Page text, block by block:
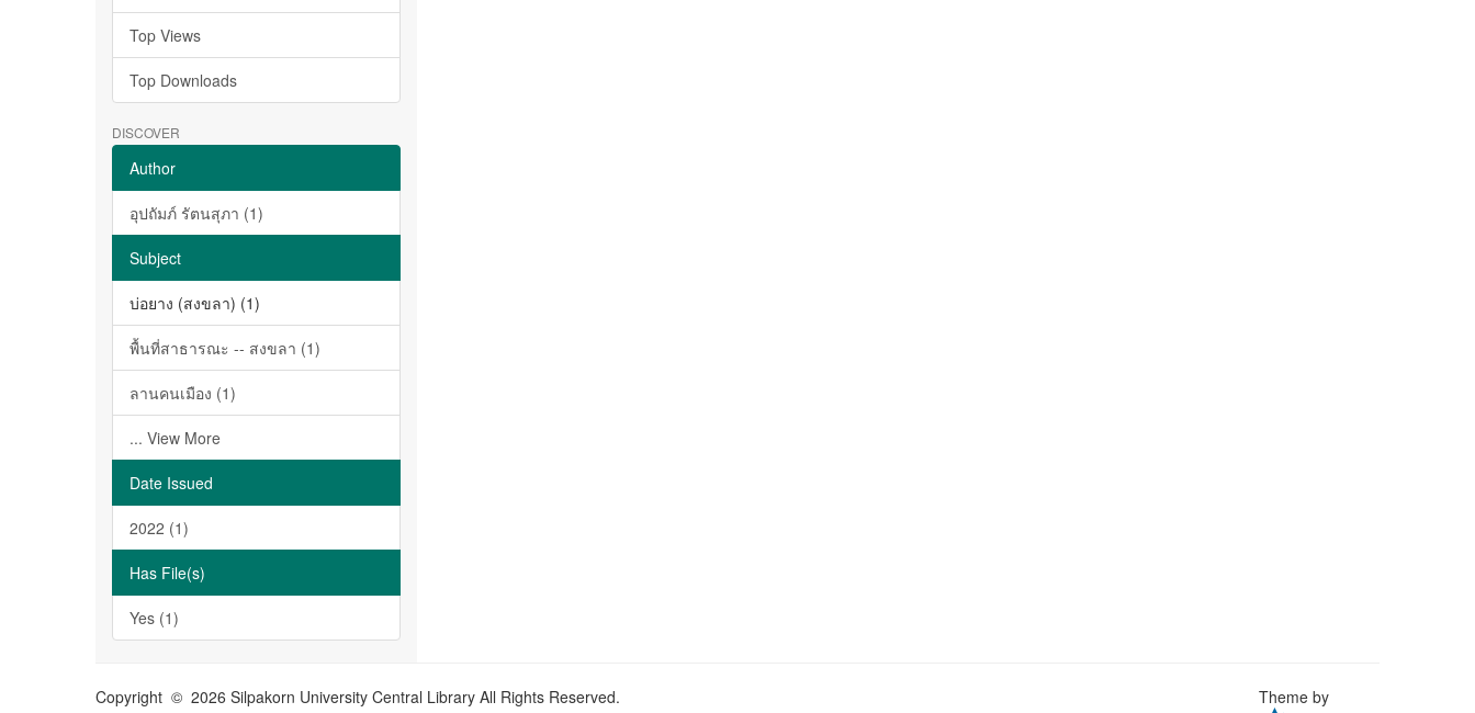
Top Views
Top Downloads
DISCOVER
Author
อุปถัมภ์ รัตนสุภา (1)
Subject
บ่อยาง (สงขลา) (1)
พื้นที่สาธารณะ -- สงขลา (1)
ลานคนเมือง (1)
... View More
Date Issued
2022 (1)
Has File(s)
Yes (1)
Copyright © 2026 Silpakorn University Central Library All Rights Reserved. Theme by